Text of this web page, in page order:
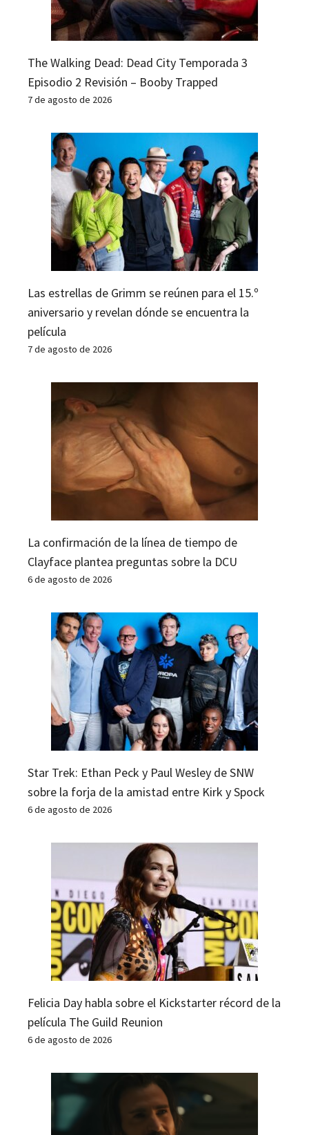
The Walking Dead: Dead City Temporada 3
Episodio 2 Revisión – Booby Trapped
7 de agosto de 2026
Las estrellas de Grimm se reúnen para el 15.º
aniversario y revelan dónde se encuentra la
película
7 de agosto de 2026
La confirmación de la línea de tiempo de
Clayface plantea preguntas sobre la DCU
6 de agosto de 2026
Star Trek: Ethan Peck y Paul Wesley de SNW
sobre la forja de la amistad entre Kirk y Spock
6 de agosto de 2026
Felicia Day habla sobre el Kickstarter récord de la
película The Guild Reunion
6 de agosto de 2026